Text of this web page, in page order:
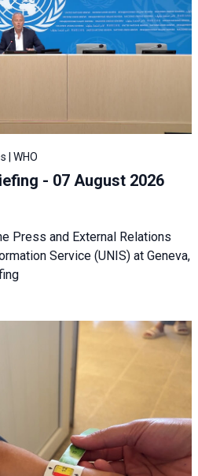
| WHO
- 07 August 2026
Press and External Relations
Service (UNIS) at Geneva,